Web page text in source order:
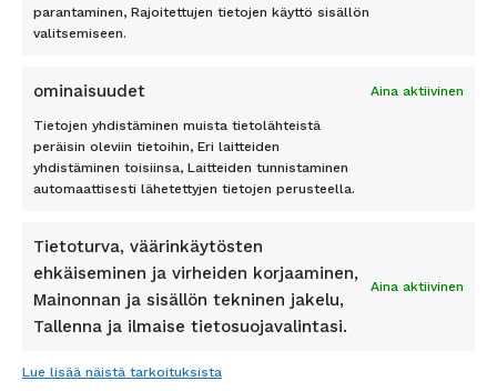
parantaminen, Rajoitettujen tietojen käyttö sisällön
valitsemiseen.
ominaisuudet Aina aktiivinen
Tietojen yhdistäminen muista tietolähteistä
peräisin oleviin tietoihin, Eri laitteiden
yhdistäminen toisiinsa, Laitteiden tunnistaminen
automaattisesti lähetettyjen tietojen perusteella.
Tietoturva, väärinkäytösten
ehkäiseminen ja virheiden korjaaminen,
Mainonnan ja sisällön tekninen jakelu,
Tallenna ja ilmaise tietosuojavalintasi.
Aina aktiivinen
Lue lisää näistä tarkoituksista
Teneriffa
Pidetty 162 asiakkaan toimesta
SEURAA MEITÄ